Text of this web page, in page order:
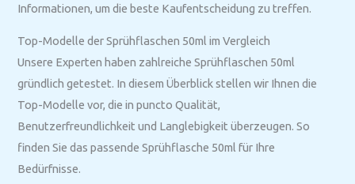
Informationen, um die beste Kaufentscheidung zu treffen.
Top-Modelle der Sprühflaschen 50ml im Vergleich
Unsere Experten haben zahlreiche Sprühflaschen 50ml
gründlich getestet. In diesem Überblick stellen wir Ihnen die
Top-Modelle vor, die in puncto Qualität,
Benutzerfreundlichkeit und Langlebigkeit überzeugen. So
finden Sie das passende Sprühflasche 50ml für Ihre
Bedürfnisse.